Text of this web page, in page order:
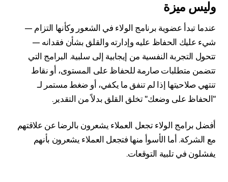
وليس ميزة
عندما تبدأ عضوية برنامج الولاء في الشعور وكأنها التزام —
شيء عليك الحفاظ عليه وإدارته والقلق بشأن فقدانه —
تتحول التجربة النفسية من إيجابية إلى سلبية. البرامج التي
تتضمن متطلبات صارمة للحفاظ على المستوى، أو نقاط
تنتهي صلاحيتها إذا لم تنفق ما يكفي، أو ضغط مستمر لـ
"الحفاظ على وضعك" تخلق القلق بدلاً من التقدير.
أفضل برامج الولاء تجعل العملاء يشعرون بالرضا عن علاقتهم
مع الشركة. أما الأسوأ منها فتجعل العملاء يشعرون بأنهم
يفشلون في تلبية التوقعات.